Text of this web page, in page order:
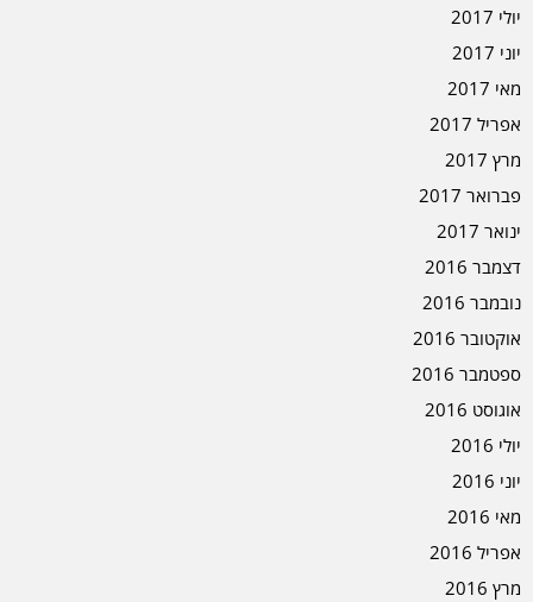
יולי 2017
יוני 2017
מאי 2017
אפריל 2017
מרץ 2017
פברואר 2017
ינואר 2017
דצמבר 2016
נובמבר 2016
אוקטובר 2016
ספטמבר 2016
אוגוסט 2016
יולי 2016
יוני 2016
מאי 2016
אפריל 2016
מרץ 2016